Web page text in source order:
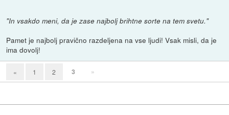
"In vsakdo meni, da je zase najbolj brihtne sorte na tem svetu."
Pamet je najbolj pravično razdeljena na vse ljudi! Vsak misli, da je
ima dovolj!
« 1 2 3 »